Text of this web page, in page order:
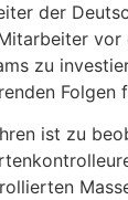
der
zu
Folgen
ist zu